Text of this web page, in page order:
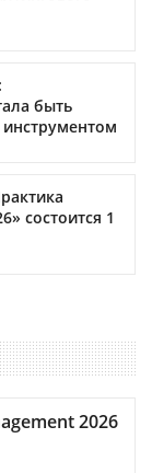
быть
состоится 1
2026